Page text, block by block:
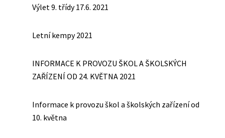
Výlet 9. třídy 17.6. 2021
Letní kempy 2021
INFORMACE K PROVOZU ŠKOL A ŠKOLSKÝCH
ZAŘÍZENÍ OD 24. KVĚTNA 2021
Informace k provozu škol a školských zařízení od
10. května